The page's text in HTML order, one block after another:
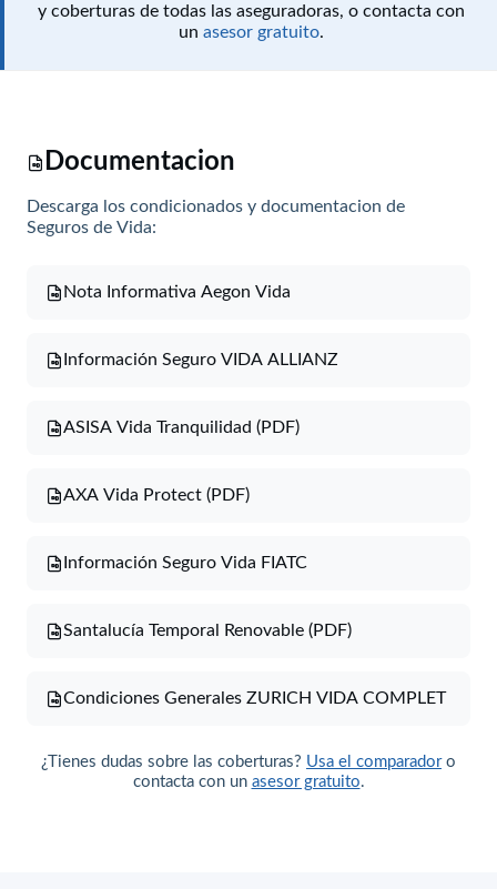
y coberturas de todas las aseguradoras, o contacta con
un asesor gratuito.
Documentacion
Descarga los condicionados y documentacion de
Seguros de Vida:
Nota Informativa Aegon Vida
Información Seguro VIDA ALLIANZ
ASISA Vida Tranquilidad (PDF)
AXA Vida Protect (PDF)
Información Seguro Vida FIATC
Santalucía Temporal Renovable (PDF)
Condiciones Generales ZURICH VIDA COMPLET
¿Tienes dudas sobre las coberturas? Usa el comparadoro
contacta con un asesor gratuito.